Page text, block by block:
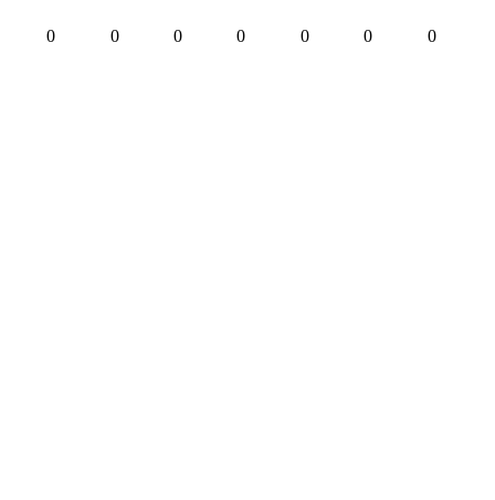
0 0 0 0 0 0 0